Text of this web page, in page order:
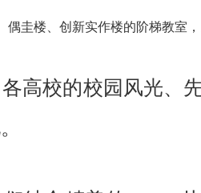
圭楼、创新实作楼的阶梯教室，
高校的校园风光、